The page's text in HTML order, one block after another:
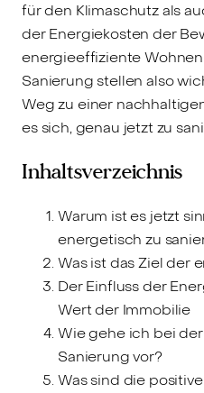
für den Klimaschutz als
der Energiekosten der
energieeffiziente
Sanierung stellen also
Weg zu einer
es sich, genau jetzt zu
Inhaltsverzeichnis
Warum ist es jetzt
energetisch zu
Was ist das Ziel der
Der Einfluss der
Wert der Immobilie
Wie gehe ich bei
Sanierung vor?
Was sind die